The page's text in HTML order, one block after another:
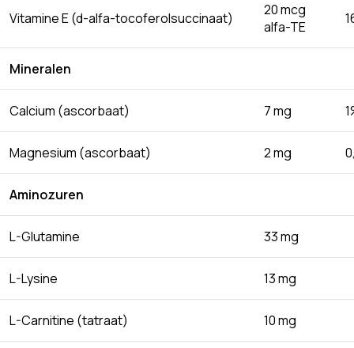
Vitamine E (d-alfa-tocoferolsuccinaat)
20 mcg
alfa-TE
Mineralen
Calcium (ascorbaat) 7 mg
Magnesium (ascorbaat) 2 mg
Aminozuren
L-Glutamine 33 mg
L-Lysine 13 mg
L-Carnitine (tatraat) 10 mg